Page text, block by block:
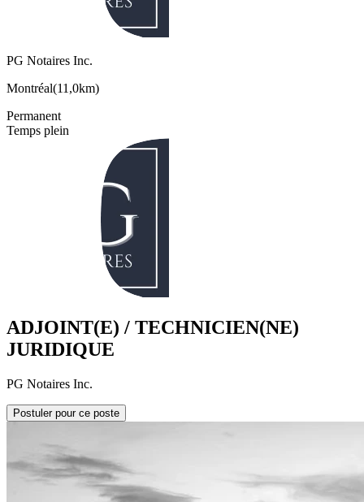
PG Notaires Inc.
Montréal(11,0km)
Permanent
Temps plein
ADJOINT(E) / TECHNICIEN(NE)
JURIDIQUE
PG Notaires Inc.
Postuler pour ce poste